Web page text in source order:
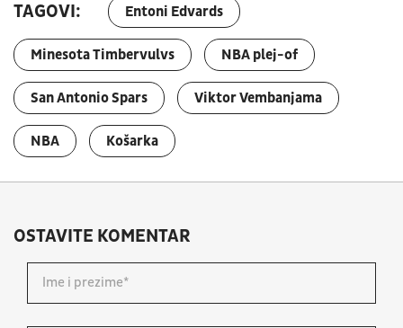
TAGOVI: Entoni Edvards
Minesota Timbervulvs NBA plej-of
San Antonio Spars Viktor Vembanjama
NBA Košarka
OSTAVITE KOMENTAR